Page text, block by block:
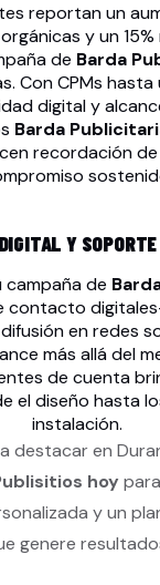
reportan un
y un
de Barda
Con CPMs hasta
digital y
Barda
recordación
Y
de
contacto
en redes
más allá del
de cuenta
el diseño hasta
instalación.
destacar en
hoy
y un
genere